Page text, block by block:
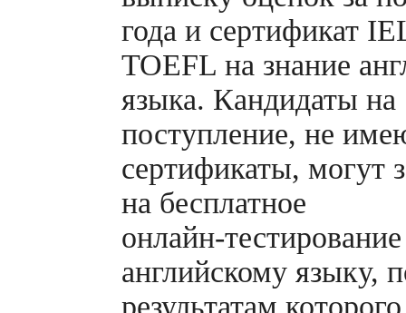
года и сертификат
TOEFL на знание
языка. Кандидаты на
поступление, не
сертификаты, могут
на бесплатное
онлайн-тестирование
английскому языку,
результатам